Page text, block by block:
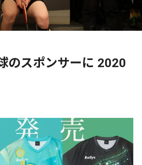
のスポンサーに 2020